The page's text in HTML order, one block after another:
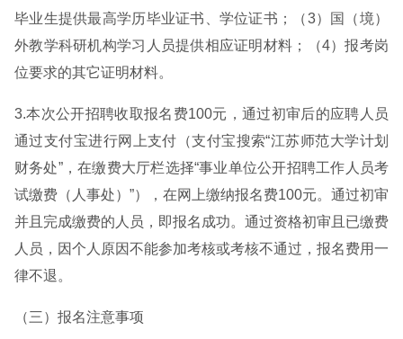
毕业生提供最高学历毕业证书、学位证书；（3）国（境）
外教学科研机构学习人员提供相应证明材料；（4）报考岗
位要求的其它证明材料。
3.本次公开招聘收取报名费100元，通过初审后的应聘人员
通过支付宝进行网上支付（支付宝搜索“江苏师范大学计划
财务处”，在缴费大厅栏选择“事业单位公开招聘工作人员考
试缴费（人事处）”），在网上缴纳报名费100元。通过初审
并且完成缴费的人员，即报名成功。通过资格初审且已缴费
人员，因个人原因不能参加考核或考核不通过，报名费用一
律不退。
（三）报名注意事项